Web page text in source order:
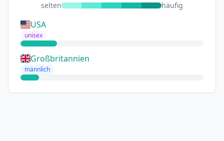
selten häufig
USA
unisex
Großbritannien
männlich